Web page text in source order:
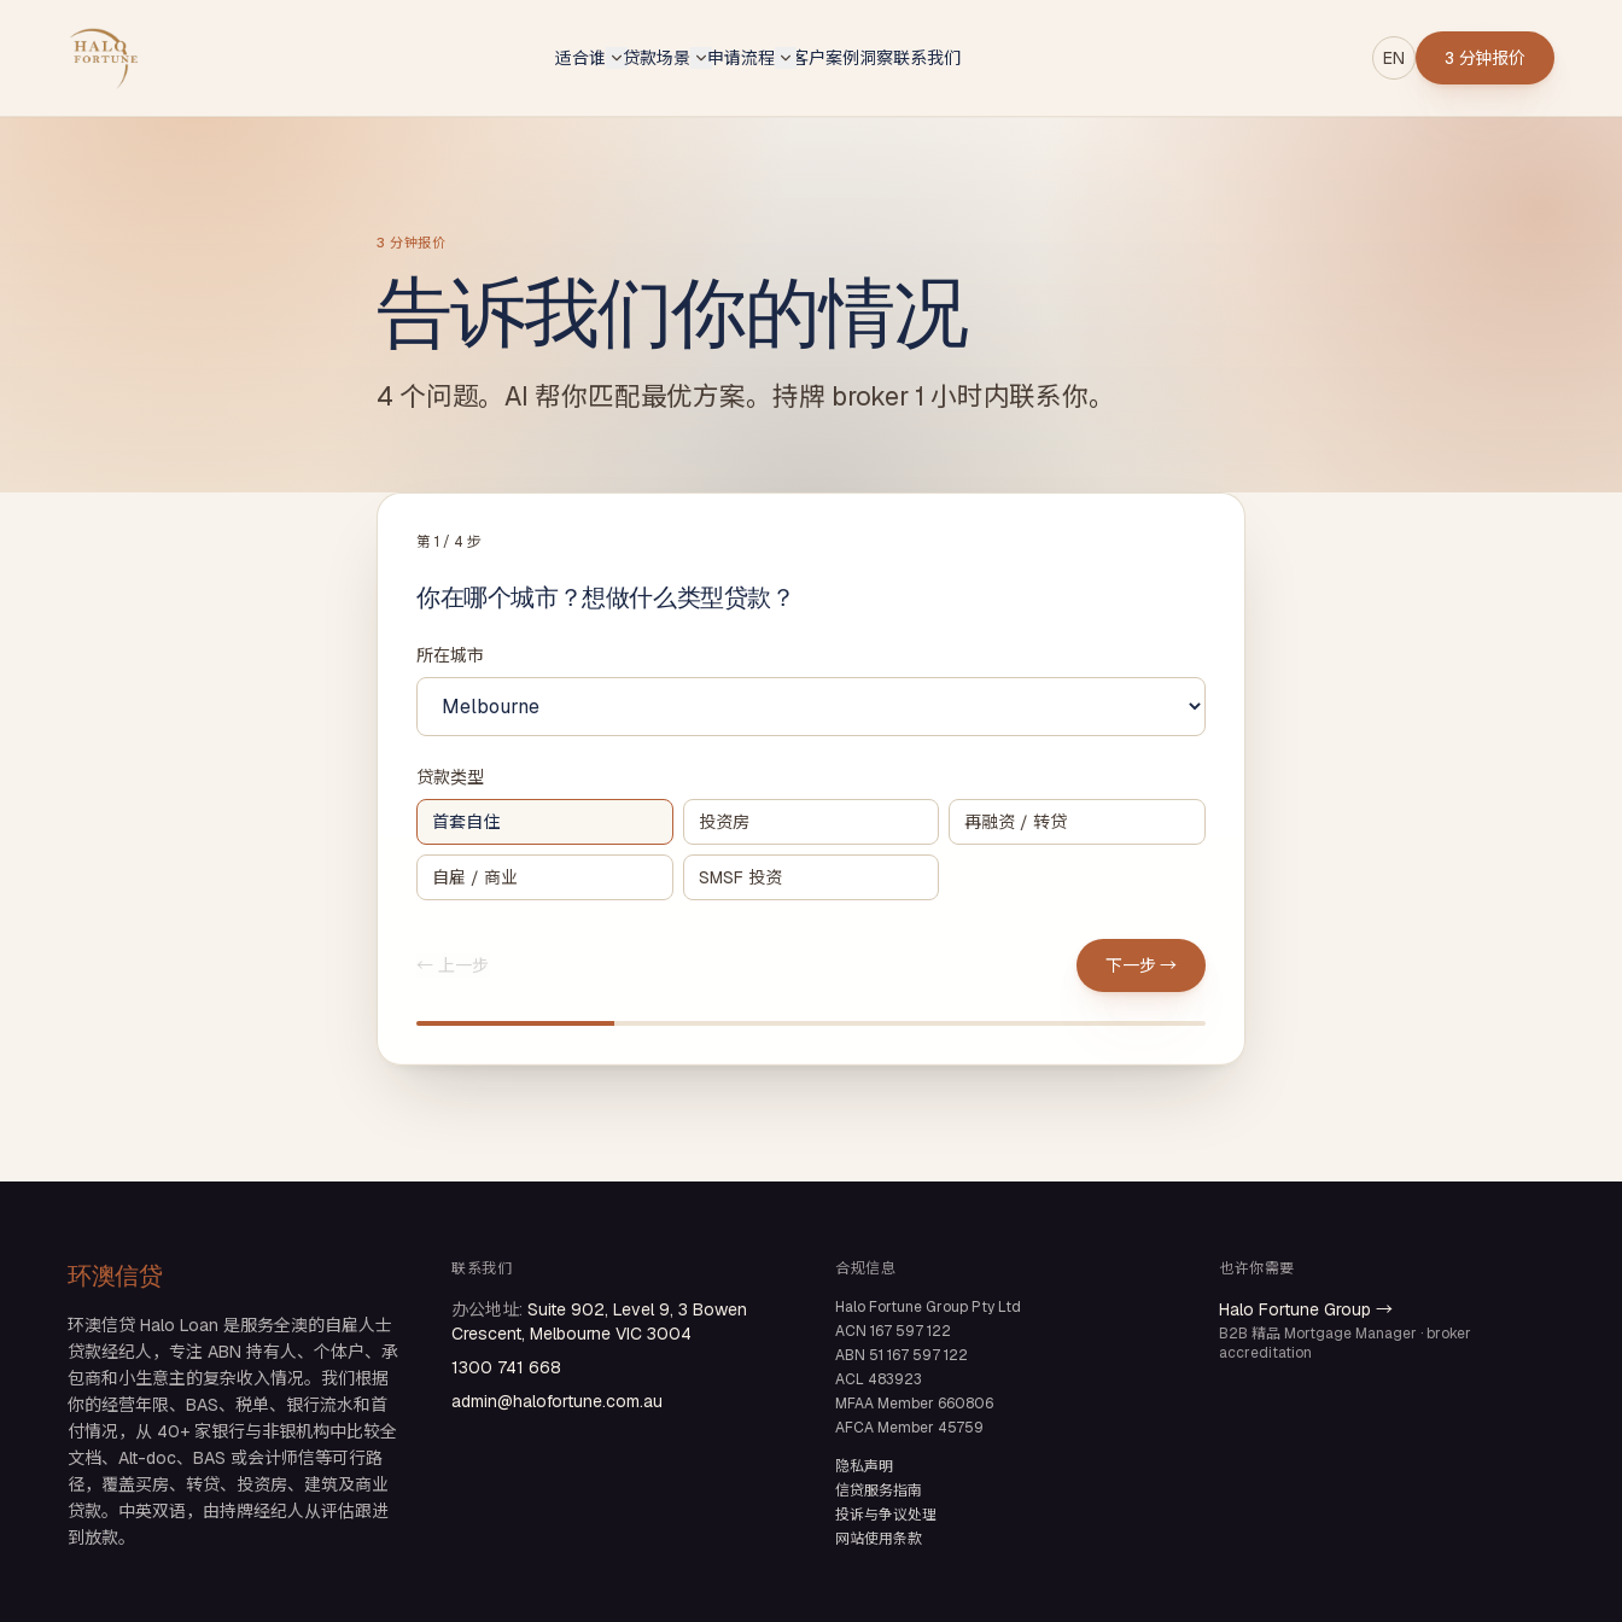
适合谁
自雇人士（总览）
电工 / 水管工 / 建筑工 — 现金 + 工资单 hybrid 收入
餐饮老板
餐厅 / 咖啡馆 / 酒吧 — 现金入账打包专项
墨尔本贷款经纪人 新
贷款场景
6 大场景总览
建房 Construction
商业 Commercial
套现 Cash-out
申请流程
5 步申请流程
Alt-doc 灵活文件
BAS + 流水 + 会计师信组合替代 2 年税单 · 18 家 lender
BAS-only 季报路径
投资房贷款
建筑贷款
自管养老金买投资房 · LRBA + 裸信托结构
客户案例洞察联系我们 EN 3 分钟报价
3 分钟报价
告诉我们你的情况
4 个问题。AI 帮你匹配最优方案。持牌 broker 1 小时内联系你。
第 1 / 4 步
你在哪个城市？想做什么类型贷款？
所在城市
贷款类型
首套自住 投资房 再融资 / 转贷
自雇 / 商业 SMSF 投资
← 上一步 下一步 →
环澳信贷
环澳信贷 Halo Loan 是服务全澳的自雇人士
贷款经纪人，专注 ABN 持有人、个体户、承
包商和小生意主的复杂收入情况。我们根据
你的经营年限、BAS、税单、银行流水和首
付情况，从 40+ 家银行与非银机构中比较全
文档、Alt-doc、BAS 或会计师信等可行路
径，覆盖买房、转贷、投资房、建筑及商业
贷款。中英双语，由持牌经纪人从评估跟进
到放款。
联系我们
办公地址: Suite 902, Level 9, 3 Bowen
Crescent, Melbourne VIC 3004
1300 741 668
admin@halofortune.com.au
合规信息
Halo Fortune Group Pty Ltd
ACN 167 597 122
ABN 51 167 597 122
ACL 483923
MFAA Member 660806
AFCA Member 45759
隐私声明
信贷服务指南
投诉与争议处理
网站使用条款
也许你需要
Halo Fortune Group →
B2B 精品 Mortgage Manager · broker
accreditation